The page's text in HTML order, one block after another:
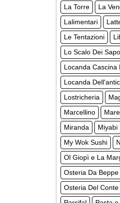
La Torre
La
Lalimentari
Le Tentazioni
Lo Scalo Dei
Locanda Cascina
Locanda
Lostricheria
Marcellino
Miranda
Miyabi
My Wok Sushi
Ol Giopì e La
Osteria Da
Osteria Del Conte